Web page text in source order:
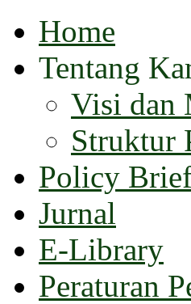
Home
Tentang
Visi dan
Struktur
Policy
Jurnal
E-Library
Peraturan